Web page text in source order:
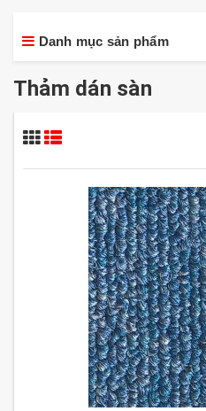
Danh mục sản phẩm
Thảm dán sàn